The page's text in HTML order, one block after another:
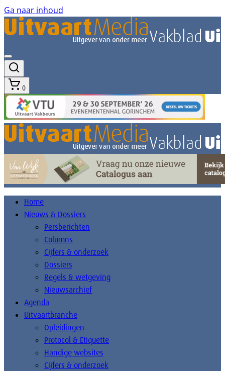
Ga naar inhoud
0
Home
Nieuws & Dossiers
Persberichten
Columns
Cijfers & onderzoek
Dossiers
Regels & wetgeving
Nieuwsarchief
Agenda
Uitvaartbranche
Opleidingen
Protocol & Etiquette
Handige websites
Cijfers & onderzoek